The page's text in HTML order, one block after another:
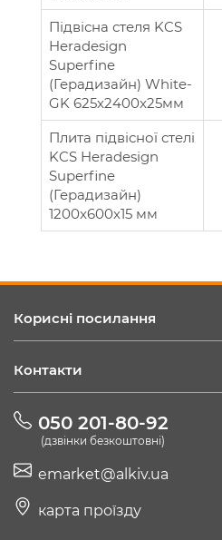
Підвісна стеля KCS
Heradesign
Superfine
(Герадизайн) White-
GK 625x2400x25мм
Плита підвісної стелі
KCS Heradesign
Superfine
(Герадизайн)
1200x600х15 мм
Корисні посилання
Контакти
050 201-80-92
(дзвінки безкоштовні)
emarket@alkiv.ua
карта проїзду